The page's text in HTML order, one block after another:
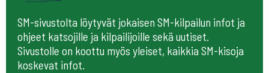
SM-sivustolta löytyvät jokaisen SM-kilpailun infot ja
ohjeet katsojille ja kilpailijoille sekä uutiset.
Sivustolle on koottu myös yleiset, kaikkia SM-kisoja
koskevat infot.